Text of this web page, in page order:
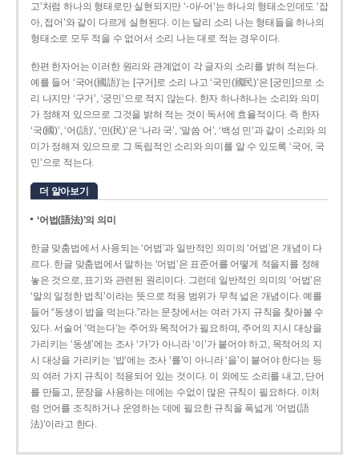
고’처럼 하나의 형태로만 실현되지만 ‘-아/-어’는 하나의 형태소인데도 ‘잡
아, 접어’와 같이 다르게 실현된다. 이는 달리 소리 나는 형태들을 하나의
형태소로 모두 적을 수 없어서 소리 나는 대로 적는 경우이다.
한편 한자어는 이러한 원리와 관계없이 각 글자의 소리를 밝혀 적는다.
예를 들어 ‘국어(國語)’는 [구거]로 소리 나고 ‘국민(國民)’은 [궁민]으로 소
리 나지만 ‘구거’, ‘궁민’으로 적지 않는다. 한자 하나하나는 소리와 의미
가 정해져 있으므로 그것을 밝혀 적는 것이 독서에 효율적이다. 즉 한자
‘국(國)’, ‘어(語)’, ‘민(民)’은 ‘나라 국’, ‘말씀 어’, ‘백성 민’과 같이 소리와 의
미가 정해져 있으므로 그 독립적인 소리와 의미를 알 수 있도록 ‘국어, 국
민’으로 적는다.
더 알아보기
‘어법(語法)’의 의미
한글 맞춤법에서 사용되는 ‘어법’과 일반적인 의미의 ‘어법’은 개념이 다
르다. 한글 맞춤법에서 말하는 ‘어법’은 표준어를 어떻게 적을지를 정해
놓은 것으로, 표기와 관련된 원리이다. 그런데 일반적인 의미의 ‘어법’은
‘말의 일정한 법칙’이라는 뜻으로 적용 범위가 무척 넓은 개념이다. 예를
들어 “동생이 밥을 먹는다.”라는 문장에서는 여러 가지 규칙을 찾아볼 수
있다. 서술어 ‘먹는다’는 주어와 목적어가 필요하며, 주어의 지시 대상을
가리키는 ‘동생’에는 조사 ‘가’가 아니라 ‘이’가 붙어야 하고, 목적어의 지
시 대상을 가리키는 ‘밥’에는 조사 ‘를’이 아니라 ‘을’이 붙어야 한다는 등
의 여러 가지 규칙이 적용되어 있는 것이다. 이 외에도 소리를 내고, 단어
를 만들고, 문장을 사용하는 데에는 수없이 많은 규칙이 필요하다. 이처
럼 언어를 조직하거나 운영하는 데에 필요한 규칙을 폭넓게 ‘어법(語
法)’이라고 한다.